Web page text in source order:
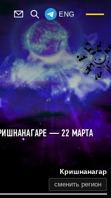
ENG
— 22 МАРТА
Кришнанагар
сменить регион